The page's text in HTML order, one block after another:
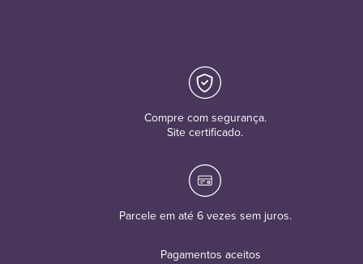
Compre com segurança.
Site certificado.
Parcele em até 6 vezes sem juros.
Pagamentos aceitos